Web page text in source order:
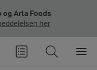
og Arla Foods
her